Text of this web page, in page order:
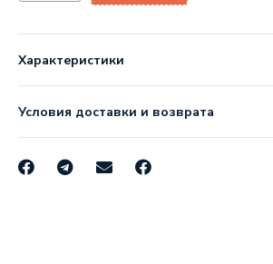
Характеристики
Условия доставки и возврата